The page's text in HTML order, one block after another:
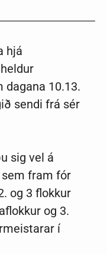
hjá
10.13.
sendi frá sér
sig vel á
fram fór
og 3 flokkur
og 3.
í